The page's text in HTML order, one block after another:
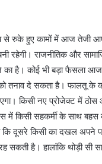
हुए कामों में आज तेजी
रहेगी। राजनीतिक और
का है। कोई भी बड़ा फैसला
तनाव दे सकता है। फालतू के
किसी नए प्रोजेक्ट में ठोस
किसी सहकर्मी के साथ बहस
कि दूसरे किसी का दखल अपने
सकती है। हालांकि थोड़ी सी